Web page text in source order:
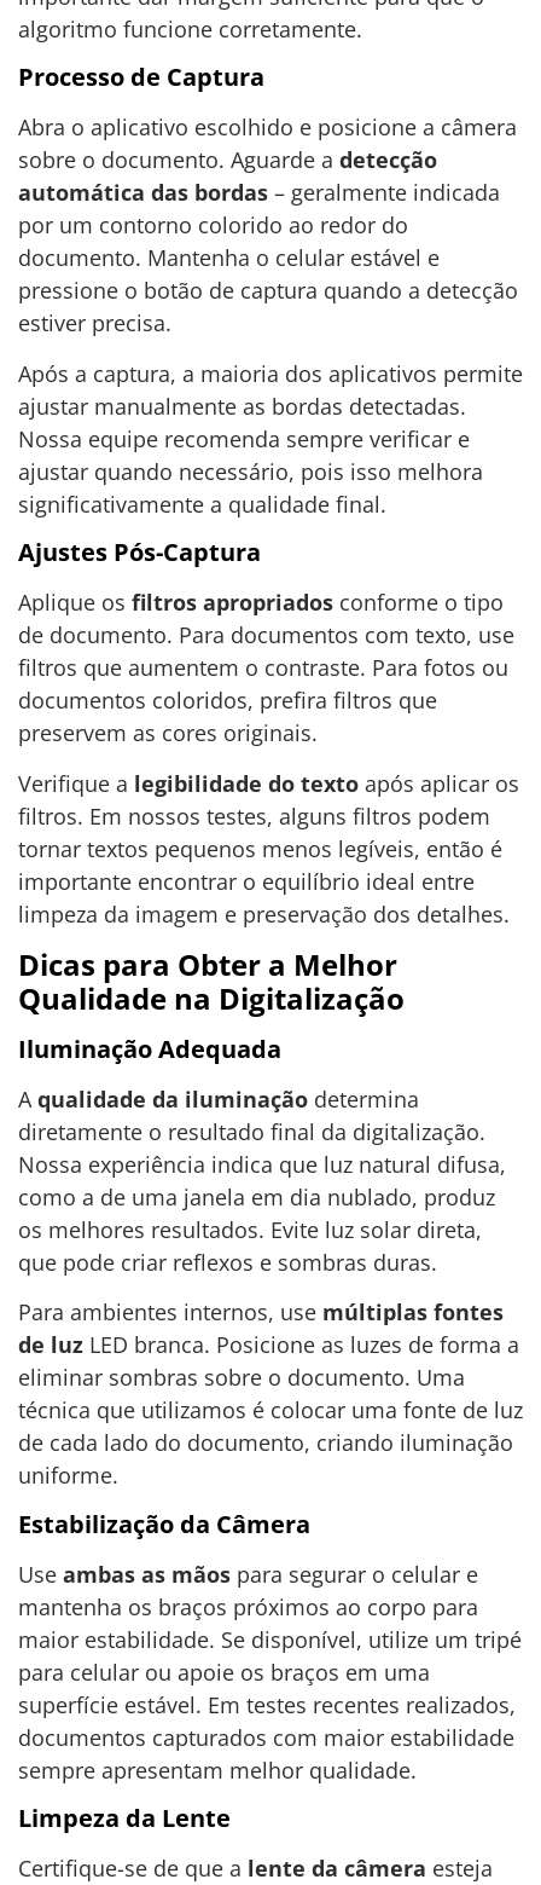
algoritmo funcione corretamente.
Processo de Captura
Abra o aplicativo escolhido e posicione a câmera
sobre o documento. Aguarde a detecção
automática das bordas – geralmente indicada
por um contorno colorido ao redor do
documento. Mantenha o celular estável e
pressione o botão de captura quando a detecção
estiver precisa.
Após a captura, a maioria dos aplicativos permite
ajustar manualmente as bordas detectadas.
Nossa equipe recomenda sempre verificar e
ajustar quando necessário, pois isso melhora
significativamente a qualidade final.
Ajustes Pós-Captura
Aplique os filtros apropriados conforme o tipo
de documento. Para documentos com texto, use
filtros que aumentem o contraste. Para fotos ou
documentos coloridos, prefira filtros que
preservem as cores originais.
Verifique a legibilidade do texto após aplicar os
filtros. Em nossos testes, alguns filtros podem
tornar textos pequenos menos legíveis, então é
importante encontrar o equilíbrio ideal entre
limpeza da imagem e preservação dos detalhes.
Dicas para Obter a Melhor
Qualidade na Digitalização
Iluminação Adequada
Aqualidade da iluminação determina
diretamente o resultado final da digitalização.
Nossa experiência indica que luz natural difusa,
como a de uma janela em dia nublado, produz
os melhores resultados. Evite luz solar direta,
que pode criar reflexos e sombras duras.
Para ambientes internos, use múltiplas fontes
de luz LED branca. Posicione as luzes de forma a
eliminar sombras sobre o documento. Uma
técnica que utilizamos é colocar uma fonte de luz
de cada lado do documento, criando iluminação
uniforme.
Estabilização da Câmera
Use ambas as mãos para segurar o celular e
mantenha os braços próximos ao corpo para
maior estabilidade. Se disponível, utilize um tripé
para celular ou apoie os braços em uma
superfície estável. Em testes recentes realizados,
documentos capturados com maior estabilidade
sempre apresentam melhor qualidade.
Limpeza da Lente
Certifique-se de que a lente da câmera esteja